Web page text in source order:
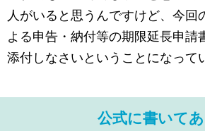
人がいると思うんですけど、今回
よる申告・納付等の期限延長申請
添付しなさいということになって
公式に書いて